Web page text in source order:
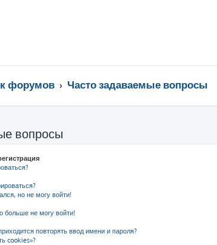
форумов Часто задаваемые вопросы
вопросы
но не могу войти!
больше не могу войти!
повторять ввод имени и пароля?
cookies»?